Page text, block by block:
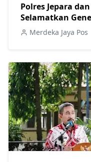
Polres Jepara
Selamatkan
Narkoba
Merdeka Jaya Pos